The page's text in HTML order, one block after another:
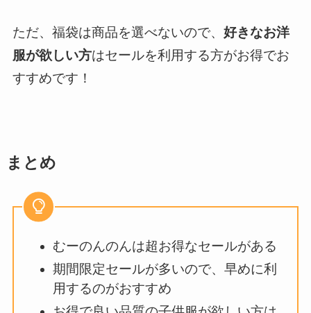
ただ、福袋は商品を選べないので、 好きなお洋
服が欲しい方はセールを利用する方がお得でお
すすめです！
まとめ
むーのんのんは超お得なセールがある
期間限定セールが多いので、早めに利
用するのがおすすめ